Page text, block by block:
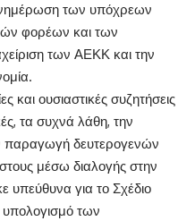
των υπόχρεων
φορέων και των
των ΑΕΚΚ και την
και ουσιαστικές συζητήσεις
τα συχνά λάθη, την
δευτερογενών
μέσω διαλογής στην
υπεύθυνα για το Σχέδιο
υπολογισμό των